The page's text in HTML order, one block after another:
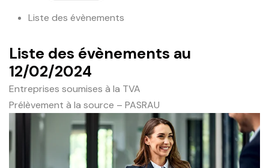
Liste des évènements
Liste des évènements au
12/02/2024
Entreprises soumises à la TVA
Prélèvement à la source – PASRAU